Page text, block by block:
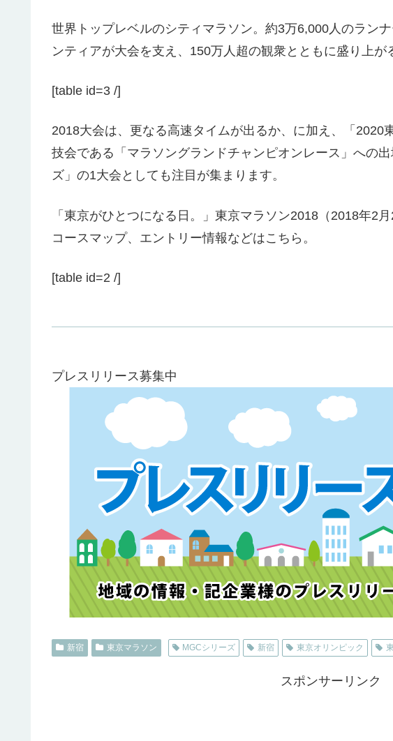
世界トップレベルのシティマラソン。約3万6,000人のラン
ンティアが大会を支え、150万人超の観衆とともに盛り上が
[table id=3 /]
2018大会は、更なる高速タイムが出るか、に加え、「2020
技会である「マラソングランドチャンピオンレース」への
ズ」の1大会としても注目が集まります。
「東京がひとつになる日。」東京マラソン2018（2018年2月
コースマップ、エントリー情報などはこちら。
[table id=2 /]
プレスリリース募集中
新宿 東京マラソン MGCシリーズ 新宿 東京オリンピック
スポンサーリンク